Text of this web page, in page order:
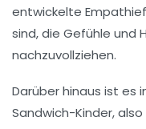
entwickelte
sind, die Gefühle und
nachzuvollziehen.
Darüber hinaus ist es
Sandwich-Kinder,